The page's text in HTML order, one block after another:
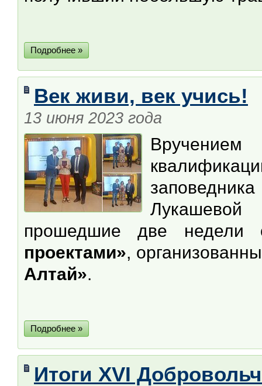
Подробнее »
Век живи, век учись!
13 июня 2023 года
прошедшие две недели
проектами»,
Алтай».
Подробнее »
Итоги XVI